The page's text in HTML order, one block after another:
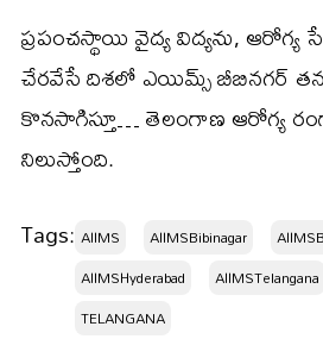
ప్రపంచస్థాయి వైద్య విద్యను, ఆరోగ్య
చేరవేసే దిశలో ఎయిమ్స్ బీబినగర్ తన
కొనసాగిస్తూ… తెలంగాణ ఆరోగ్య
నిలుస్తోంది.
Tags: AIIMS AIIMSBibinagar
AIIMSHyderabad
AIIMSTelangana
TELANGANA